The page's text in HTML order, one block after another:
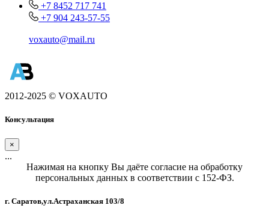
+7 8452 717 741
+7 904 243-57-55
voxauto@mail.ru
2012-2025 © VOXAUTO
Консультация
×
...
Нажимая на кнопку Вы даёте согласие на обработку
персональных данных в соответствии с 152-ФЗ.
г. Саратов,ул.Астраханская 103/8